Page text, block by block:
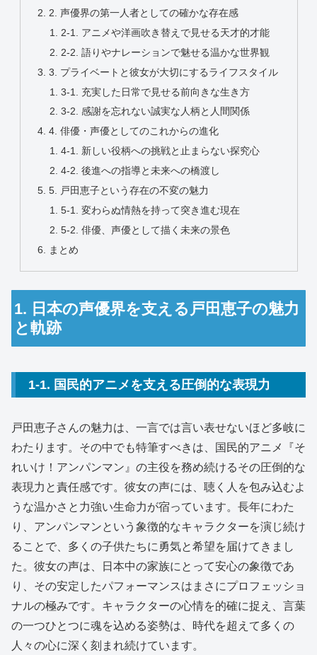
2. 声優界の第一人者としての確かな存在感
2-1. アニメや洋画吹き替えで見せる天才的才能
2-2. 語りやナレーションで魅せる温かな世界観
3. プライベートと彼女が大切にするライフスタイル
3-1. 充実した日常で見せる前向きな生き方
3-2. 感謝を忘れない誠実な人柄と人間関係
4. 俳優・声優としてのこれからの進化
4-1. 新しい役柄への挑戦と止まらない探究心
4-2. 後進への指導と未来への橋渡し
5. 戸田恵子という存在の不変の魅力
5-1. 変わらぬ情熱を持って突き進む現在
5-2. 俳優、声優として描く未来の景色
まとめ
1. 日本の声優界を支える戸田恵子の魅力
と軌跡
1-1. 国民的アニメを支える圧倒的な表現力
戸田恵子さんの魅力は、一言では言い表せないほど多岐に
わたります。その中でも特筆すべきは、国民的アニメ『そ
れいけ！アンパンマン』の主役を務め続けるその圧倒的な
表現力と責任感です。彼女の声には、聴く人を包み込むよ
うな温かさと力強い生命力が宿っています。長年にわた
り、アンパンマンという象徴的なキャラクターを演じ続け
ることで、多くの子供たちに勇気と希望を届けてきまし
た。彼女の声は、日本中の家族にとって安心の象徴であ
り、その安定したパフォーマンスはまさにプロフェッショ
ナルの極みです。キャラクターの心情を的確に捉え、言葉
の一つひとつに魂を込める姿勢は、時代を超えて多くの
人々の心に深く刻まれ続けています。